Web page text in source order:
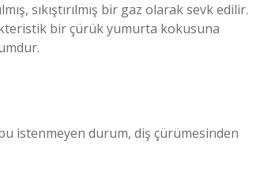
sıkıştırılmış bir gaz olarak sevk edilir.
bir çürük yumurta kokusuna
istenmeyen durum, diş çürümesinden